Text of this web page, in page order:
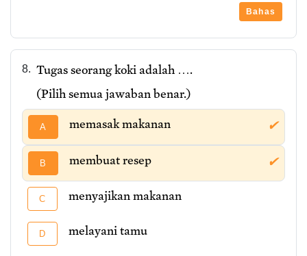
Bahas
8. Tugas seorang koki adalah ….
(Pilih semua jawaban benar.)
A ✔
memasak makanan
B ✔
membuat resep
C menyajikan makanan
D melayani tamu